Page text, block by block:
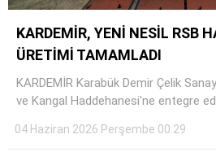
KARDEMİR, YENİ NESİL RSB
ÜRETİMİ TAMAMLADI
KARDEMİR Karabük Demir Çelik
ve Kangal Haddehanesi'ne entegre
04 Haziran 2026 Perşembe 00:29